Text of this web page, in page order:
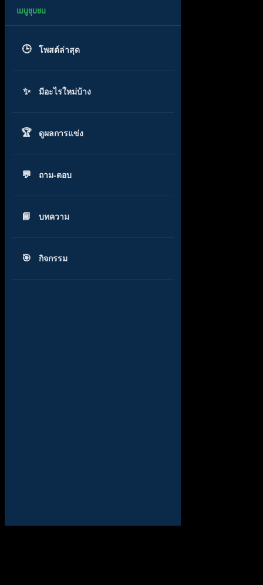
โพสต์ล่าสุด
มีอะไรใหม่บ้าง
ดูผลการแข่ง
ถาม-ตอบ
บทความ
กิจกรรม